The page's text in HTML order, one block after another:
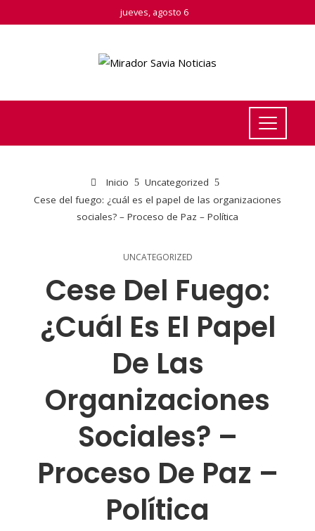
jueves, agosto 6
Inicio
Uncategorized
Cese del fuego: ¿cuál es el papel de las organizaciones
sociales? – Proceso de Paz – Política
UNCATEGORIZED
Cese Del Fuego:
¿cuál Es El Papel
De Las
Organizaciones
Sociales? –
Proceso De Paz –
Política